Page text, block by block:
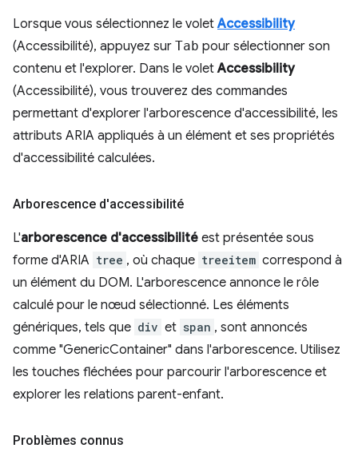
Lorsque vous sélectionnez le voletAccessibility
(Accessibilité), appuyez sur Tab pour sélectionner son
contenu et l'explorer. Dans le voletAccessibility
(Accessibilité), vous trouverez des commandes
permettant d'explorer l'arborescence d'accessibilité, les
attributs ARIA appliqués à un élément et ses propriétés
d'accessibilité calculées.
Arborescence d'accessibilité
L'arborescence d'accessibilité est présentée sous
forme d'ARIA tree , où chaque treeitem correspond à
un élément du DOM. L'arborescence annonce le rôle
calculé pour le nœud sélectionné. Les éléments
génériques, tels que div et span , sont annoncés
comme "GenericContainer" dans l'arborescence. Utilisez
les touches fléchées pour parcourir l'arborescence et
explorer les relations parent-enfant.
Problèmes connus